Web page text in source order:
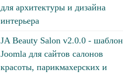
для архитектуры и дизайна
интерьера
JA Beauty Salon v2.0.0 - шаблон
Joomla для сайтов салонов
красоты, парикмахерских и